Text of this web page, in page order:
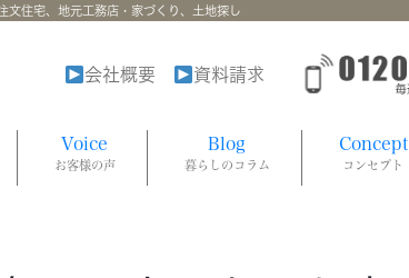
住宅、地元工務店・家づくり、土地探し
会社概要 資料請求
Voice
お客様の声
Blog
暮らしのコラム
Concept
コンセプト